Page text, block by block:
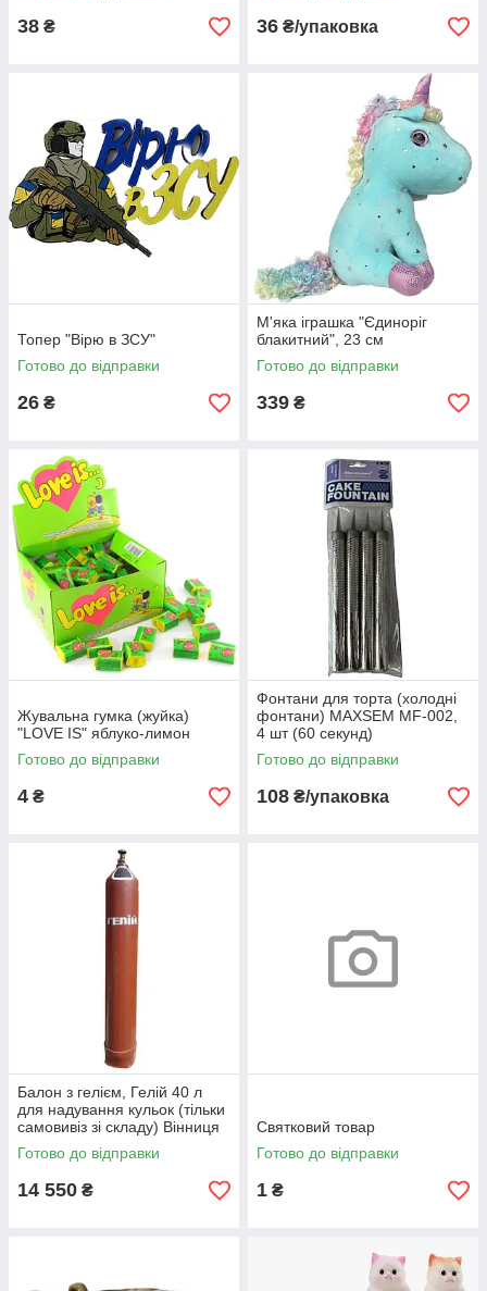
38 ₴ 36 ₴/упаковка
Топер "Вірю в ЗСУ"
Готово до відправки
26 ₴
М'яка іграшка "Єдиноріг
блакитний", 23 см
Готово до відправки
339 ₴
Жувальна гумка (жуйка)
"LOVE IS" яблуко-лимон
Готово до відправки
4 ₴
Фонтани для торта (холодні
фонтани) MAXSEM MF-002,
4 шт (60 секунд)
Готово до відправки
108 ₴/упаковка
Балон з гелієм, Гелій 40 л
для надування кульок (тільки
самовивіз зі складу) Вінниця
Готово до відправки
14 550 ₴
Святковий товар
Готово до відправки
1 ₴